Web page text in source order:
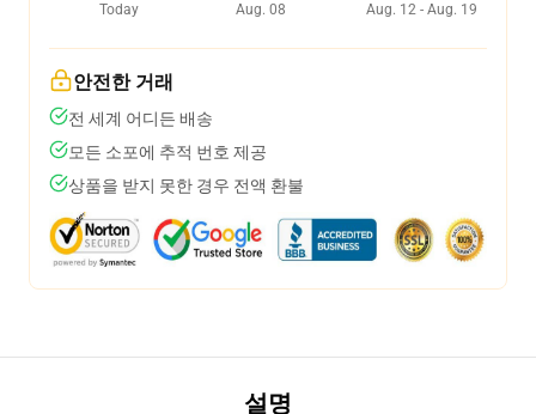
Today
Aug. 08
Aug. 12 - Aug. 19
안전한 거래
전 세계 어디든 배송
모든 소포에 추적 번호 제공
상품을 받지 못한 경우 전액 환불
설명